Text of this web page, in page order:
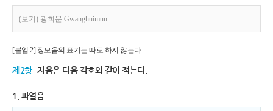
(보기) 광희문 Gwanghuimun
[붙임 2] 장모음의 표기는 따로 하지 않는다.
제2항 자음은 다음 각호와 같이 적는다.
1. 파열음